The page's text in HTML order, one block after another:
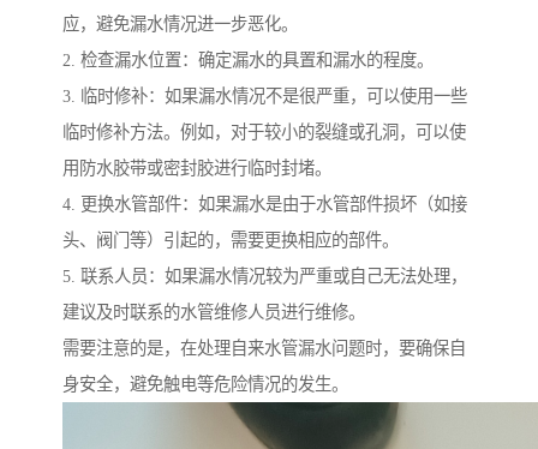
应，避免漏水情况进一步恶化。
2. 检查漏水位置：确定漏水的具置和漏水的程度。
3. 临时修补：如果漏水情况不是很严重，可以使用一些
临时修补方法。例如，对于较小的裂缝或孔洞，可以使
用防水胶带或密封胶进行临时封堵。
4. 更换水管部件：如果漏水是由于水管部件损坏（如接
头、阀门等）引起的，需要更换相应的部件。
5. 联系人员：如果漏水情况较为严重或自己无法处理，
建议及时联系的水管维修人员进行维修。
需要注意的是，在处理自来水管漏水问题时，要确保自
身安全，避免触电等危险情况的发生。